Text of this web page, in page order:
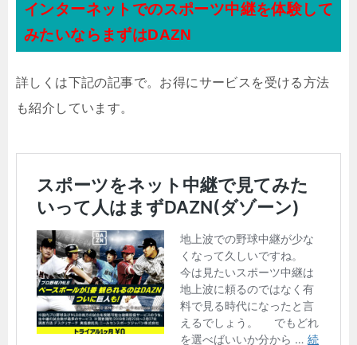
インターネットでのスポーツ中継を体験して
みたいならまずはDAZN
詳しくは下記の記事で。お得にサービスを受ける方法
も紹介しています。